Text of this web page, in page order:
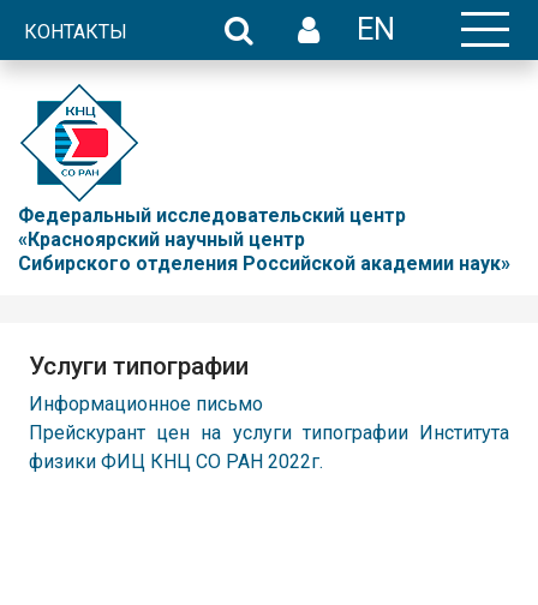
КОНТАКТЫ EN
Федеральный исследовательский центр
«Красноярский научный центр
Сибирского отделения Российской академии наук»
Услуги типографии
Информационное письмо
Прейскурант цен на услуги типографии Института
физики ФИЦ КНЦ СО РАН 2022г.